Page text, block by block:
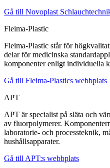
Gå till Novoplast
Fleima-Plastic
Fleima-Plastic står för
delar för medicinska
komponenter enligt individuella
Gå till Fleima-Plastics webbplats
APT
APT är specialist på släta och
av fluorpolymerer.
laboratorie- och processteknik,
hushållsapparater.
Gå till APT:s webbplats